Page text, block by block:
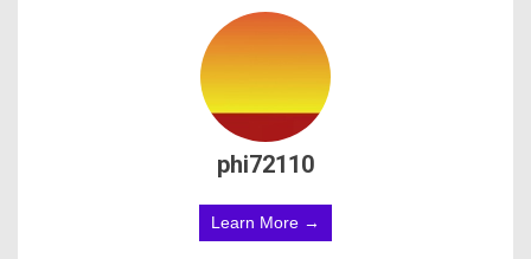
phi72110
Learn More →